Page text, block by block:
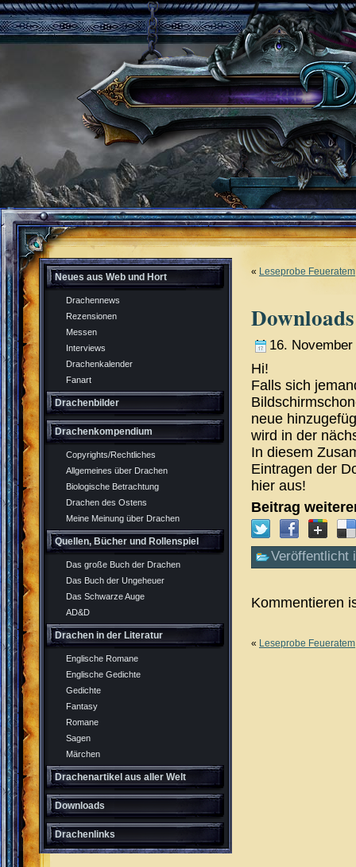
Neues aus Web und Hort
Drachennews
Rezensionen
Messen
Interviews
Drachenkalender
Fanart
Drachenbilder
Drachenkompendium
Copyrights/Rechtliches
Allgemeines über Drachen
Biologische Betrachtung
Drachen des Ostens
Meine Meinung über Drachen
Quellen, Bücher und Rollenspiel
Das große Buch der Drachen
Das Buch der Ungeheuer
Das Schwarze Auge
AD&D
Drachen in der Literatur
Englische Romane
Englische Gedichte
Gedichte
Fantasy
Romane
Sagen
Märchen
Drachenartikel aus aller Welt
Downloads
Drachenlinks
« Leseprobe Feueratem
16.
Hi!
Falls sich
neue
wird in der
In diesem
Eintragen der
hier aus!
Beitrag
Veröffentlicht
Kommentieren
« Leseprobe Feueratem